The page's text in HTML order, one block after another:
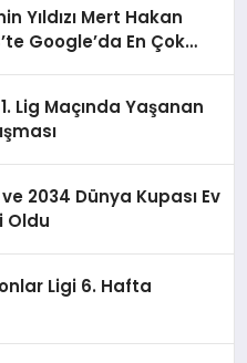
Yıldızı Mert Hakan
Google’da En Çok
Lig Maçında Yaşanan
ve 2034 Dünya Kupası Ev
Oldu
Ligi 6. Hafta